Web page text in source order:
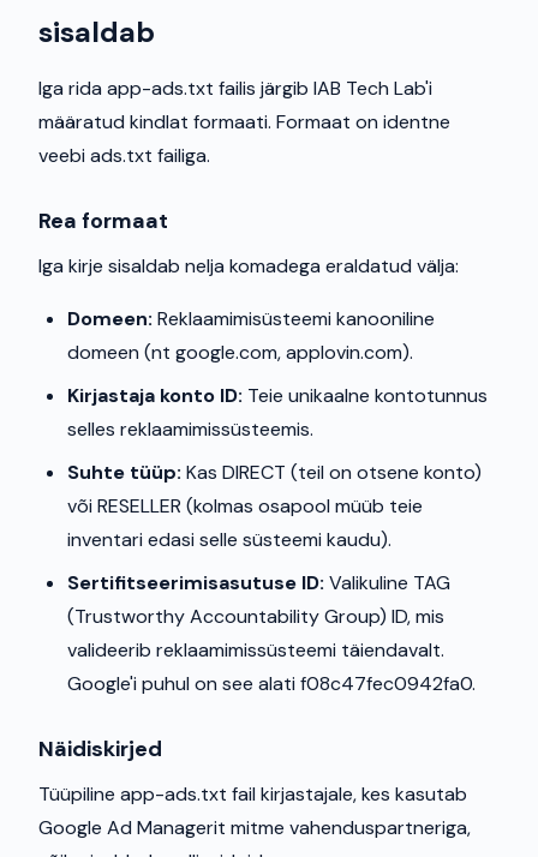
sisaldab
Iga rida app-ads.txt failis järgib IAB Tech Lab'i
määratud kindlat formaati. Formaat on identne
veebi ads.txt failiga.
Rea formaat
Iga kirje sisaldab nelja komadega eraldatud välja:
Domeen: Reklaamimisüsteemi kanooniline
domeen (nt google.com, applovin.com).
Kirjastaja konto ID: Teie unikaalne kontotunnus
selles reklaamimissüsteemis.
Suhte tüüp: Kas DIRECT (teil on otsene konto)
või RESELLER (kolmas osapool müüb teie
inventari edasi selle süsteemi kaudu).
Sertifitseerimisasutuse ID: Valikuline TAG
(Trustworthy Accountability Group) ID, mis
valideerib reklaamimissüsteemi täiendavalt.
Google'i puhul on see alati f08c47fec0942fa0.
Näidiskirjed
Tüüpiline app-ads.txt fail kirjastajale, kes kasutab
Google Ad Managerit mitme vahenduspartneriga,